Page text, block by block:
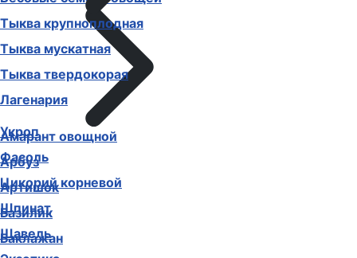
Амарант овощной
Арбуз
Артишок
Базилик
Баклажан
Тыква крупноплодная
Тыква мускатная
Тыква твердокорая
Лагенария
Укроп
Фасоль
Цикорий корневой
Шпинат
Щавель